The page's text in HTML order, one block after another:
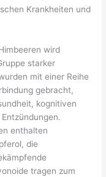
Krankheiten und
wird
starker
mit einer Reihe
gebracht,
kognitiven
enthalten
die
tragen zum